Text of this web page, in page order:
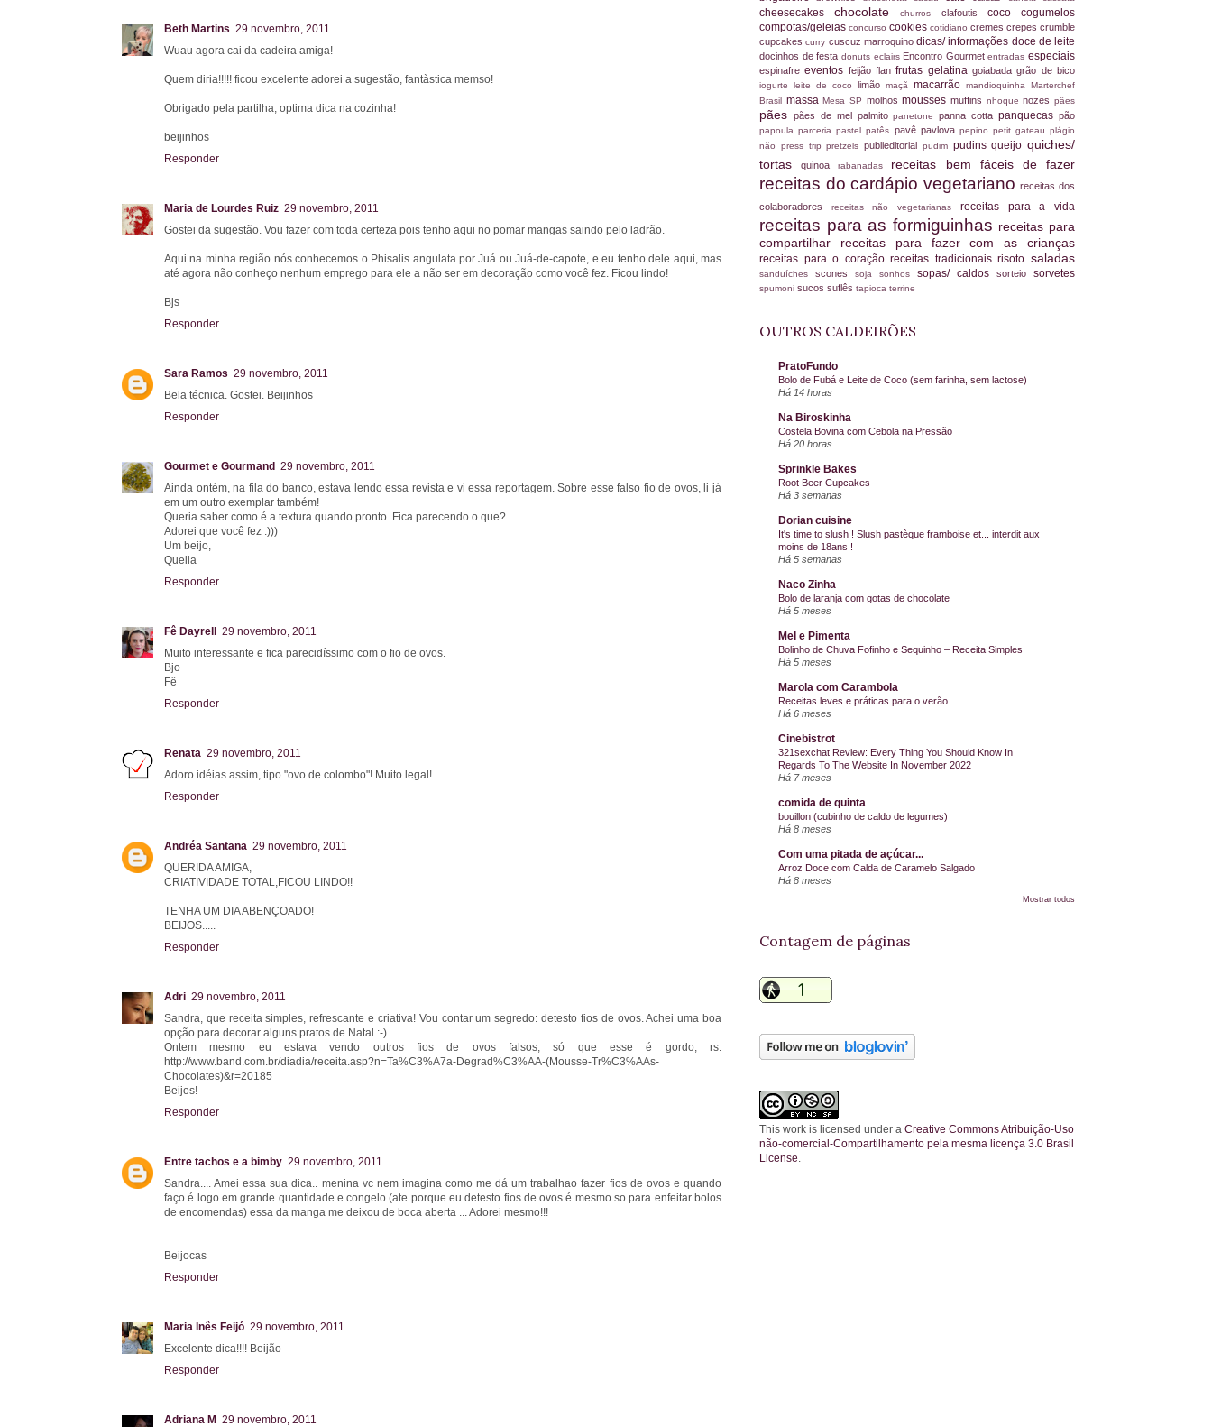
Beth Martins 29 novembro, 2011
Wuau agora cai da cadeira amiga!
Quem diria!!!!! ficou excelente adorei a sugestão, fantàstica memso!
Obrigado pela partilha, optima dica na cozinha!
beijinhos
Responder
Maria de Lourdes Ruiz 29 novembro, 2011
Gostei da sugestão. Vou fazer com toda certeza pois tenho aqui no pomar mangas saindo pelo ladrão.
Aqui na minha região nós conhecemos o Phisalis angulata por Juá ou Juá-de-capote, e eu tenho dele aqui, mas
até agora não conheço nenhum emprego para ele a não ser em decoração como você fez. Ficou lindo!
Bjs
Responder
Sara Ramos 29 novembro, 2011
Bela técnica. Gostei. Beijinhos
Responder
Gourmet e Gourmand 29 novembro, 2011
Ainda ontém, na fila do banco, estava lendo essa revista e vi essa reportagem. Sobre esse falso fio de ovos, li já
em um outro exemplar também!
Queria saber como é a textura quando pronto. Fica parecendo o que?
Adorei que você fez :)))
Um beijo,
Queila
Responder
Fê Dayrell
29 novembro, 2011
Muito interessante e fica parecidíssimo com o fio de ovos.
Bjo
Fê
Responder
Renata 29 novembro, 2011
Adoro idéias assim, tipo "ovo de colombo"! Muito legal!
Responder
Andréa Santana 29 novembro, 2011
QUERIDA AMIGA,
CRIATIVIDADE TOTAL,FICOU LINDO!!
TENHA UM DIA ABENÇOADO!
BEIJOS.....
Responder
Adri 29 novembro, 2011
Sandra, que receita simples, refrescante e criativa! Vou contar um segredo: detesto fios de ovos. Achei uma boa
opção para decorar alguns pratos de Natal :-)
Ontem mesmo eu estava vendo outros fios de ovos falsos, só que esse é gordo, rs:
http://www.band.com.br/diadia/receita.asp?n=Ta%C3%A7a-Degrad%C3%AA-(Mousse-Tr%C3%AAs-
Chocolates)&r=20185
Beijos!
Responder
Entre tachos e a bimby 29 novembro, 2011
Sandra.... Amei essa sua dica.. menina vc nem imagina como me dá um trabalhao fazer fios de ovos e quando
faço é logo em grande quantidade e congelo (ate porque eu detesto fios de ovos é mesmo so para enfeitar bolos
de encomendas) essa da manga me deixou de boca aberta ... Adorei mesmo!!!
Beijocas
Responder
Maria Inês Feijó 29 novembro, 2011
Excelente dica!!!! Beijão
Responder
Adriana M 29 novembro, 2011
cheesecakeschocolatechurros clafoutis cococogumelos
compotas/geleias concurso cookies cotidiano cremes crepes crumble
cupcakescurry cuscuz marroquino dicas/ informações doce de leite
docinhos de festa donuts eclairs Encontro Gourmetentradas especiais
espinafreeventos feijãoflanfrutas gelatinagoiabadagrão de bico
iogurte leite de coco limão maçã macarrão mandioquinha Marterchef
Brasil massaMesa SP molhosmoussesmuffins nhoquenozespâes
pães pães de mel palmitopanetonepanna cottapanquecaspão
papoulaparceriapastelpatês pavê pavlova pepino petit gateauplágio
não press trippretzels publieditorial pudim pudinsqueijo quiches/
tortasquinoarabanadas receitas bem fáceis de fazer
receitas do cardápio vegetarianoreceitas dos
colaboradores receitas não vegetarianas receitas para a vida
receitas para as formiguinhas receitas para
compartilhar receitas para fazer com as crianças
receitas para o coraçãoreceitas tradicionaisrisotosaladas
sanduíches scones soja sonhos sopas/ caldos sorteio sorvetes
spumoni sucos suflês tapioca terrine
OUTROS CALDEIRÕES
PratoFundo
Bolo de Fubá e Leite de Coco (sem farinha, sem lactose)
Há 14 horas
Na Biroskinha
Costela Bovina com Cebola na Pressão
Há 20 horas
Sprinkle Bakes
Root Beer Cupcakes
Há 3 semanas
Dorian cuisine
It's time to slush ! Slush pastèque framboise et... interdit aux
moins de 18ans !
Há 5 semanas
Naco Zinha
Bolo de laranja com gotas de chocolate
Há 5 meses
Mel e Pimenta
Bolinho de Chuva Fofinho e Sequinho – Receita Simples
Há 5 meses
Marola com Carambola
Receitas leves e práticas para o verão
Há 6 meses
Cinebistrot
321sexchat Review: Every Thing You Should Know In
Regards To The Website In November 2022
Há 7 meses
comida de quinta
bouillon (cubinho de caldo de legumes)
Há 8 meses
Com uma pitada de açúcar...
Arroz Doce com Calda de Caramelo Salgado
Há 8 meses
Mostrar todos
Contagem de páginas
This work is licensed under a Creative Commons Atribuição-Uso
não-comercial-Compartilhamento pela mesma licença 3.0 Brasil
License.